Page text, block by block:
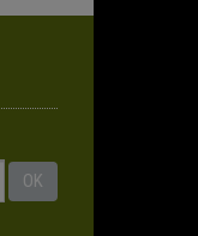
OK